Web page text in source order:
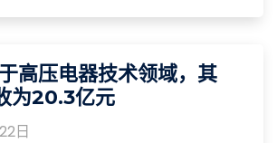
系统、保险科技、大数据风控、云计
应用等核心领域。
高压电器技术领域，其
为20.3亿元
日